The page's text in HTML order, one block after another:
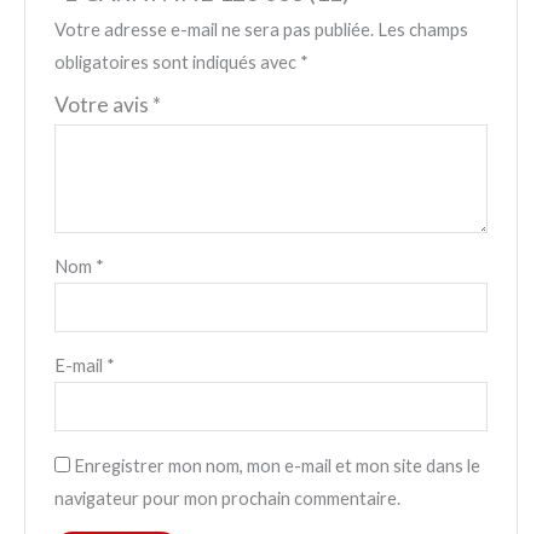
Votre adresse e-mail ne sera pas publiée. Les champs
obligatoires sont indiqués avec *
Votre avis *
Nom *
E-mail *
Enregistrer mon nom, mon e-mail et mon site dans le
navigateur pour mon prochain commentaire.